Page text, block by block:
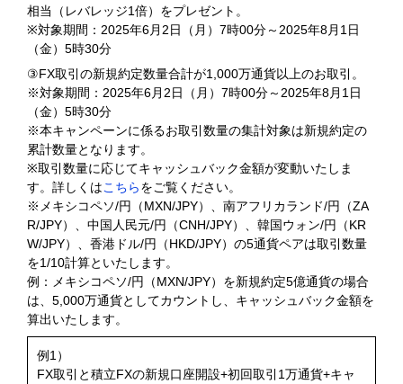
相当（レバレッジ1倍）をプレゼント。
※対象期間：2025年6月2日（月）7時00分～2025年8月1日
（金）5時30分
③FX取引の新規約定数量合計が1,000万通貨以上のお取引。
※対象期間：2025年6月2日（月）7時00分～2025年8月1日
（金）5時30分
※本キャンペーンに係るお取引数量の集計対象は新規約定の
累計数量となります。
※取引数量に応じてキャッシュバック金額が変動いたしま
す。詳しくはこちらをご覧ください。
※メキシコペソ/円（MXN/JPY）、南アフリカランド/円（ZA
R/JPY）、中国人民元/円（CNH/JPY）、韓国ウォン/円（KR
W/JPY）、香港ドル/円（HKD/JPY）の5通貨ペアは取引数量
を1/10計算といたします。
例：メキシコペソ/円（MXN/JPY）を新規約定5億通貨の場合
は、5,000万通貨としてカウントし、キャッシュバック金額を
算出いたします。
例1）
FX取引と積立FXの新規口座開設+初回取引1万通貨+キャ